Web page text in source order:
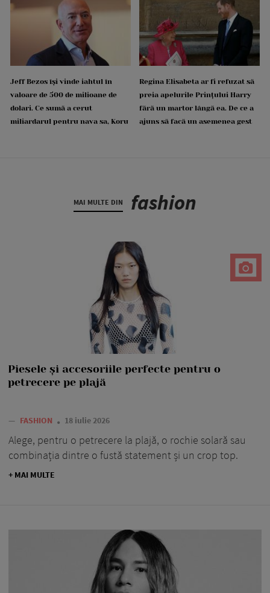
Jeff Bezos își vinde iahtul în
valoare de 500 de milioane de
dolari. Ce sumă a cerut
miliardarul pentru nava sa, Koru
Regina Elisabeta ar fi refuzat să
preia apelurile Prințului Harry
fără un martor lângă ea. De ce a
ajuns să facă un asemenea gest
MAI MULTE DIN fashion
Piesele și accesoriile perfecte pentru o
petrecere pe plajă
— FASHION 18 iulie 2026
Alege, pentru o petrecere la plajă, o rochie solară sau
combinația dintre o fustă statement și un crop top.
+ MAI MULTE